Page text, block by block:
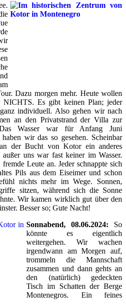
Dazu morgen mehr. Heute wollen
Es gibt keinen Plan; jeder
individuell. Also gehen wir nach
an den Privatstrand der Villa zur
Das Wasser war für Anfang Juni
wir das so gesehen. Scheinbar
der Bucht von Kotor ein anderes
außer uns war fast keiner im Wasser.
Leute an. Jeder schnappte sich
Pils aus dem Eiseimer und schon
nichts mehr im Wege. Sonnen,
sitzen, während sich die Sonne
Wir kamen wirklich gut über den
Besser so; Gute Nacht!
Sonnabend, 08.06.2024: So
könnte es eigentlich
weitergehen. Wir wachen
irgendwann am Morgen auf,
trommeln die Mannschaft
zusammen und dann gehts an
den (natürlich) gedeckten
Tisch im Schatten der Berge
Montenegros. Ein feines